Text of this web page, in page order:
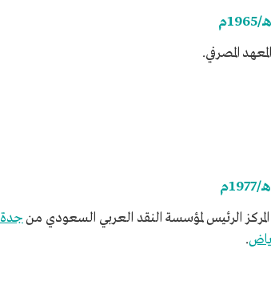
المصرفي.
المركز الرئيس لمؤسسة النقد العربي السعودي منجدة
.